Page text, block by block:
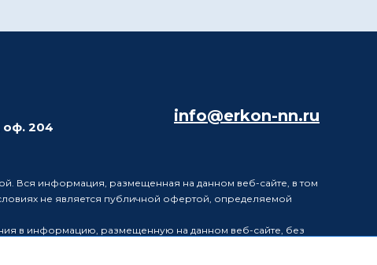
оф. 204
info@erkon-nn.ru
Вся информация, размещенная на данном веб-сайте, в том
не является публичной офертой, определяемой
в информацию, размещенную на данном веб-сайте, без